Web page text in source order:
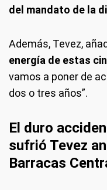
del mandato de la
Además, Tevez,
energía de estas
vamos a poner de
dos o tres años”.
El duro
sufrió Tevez
Barracas